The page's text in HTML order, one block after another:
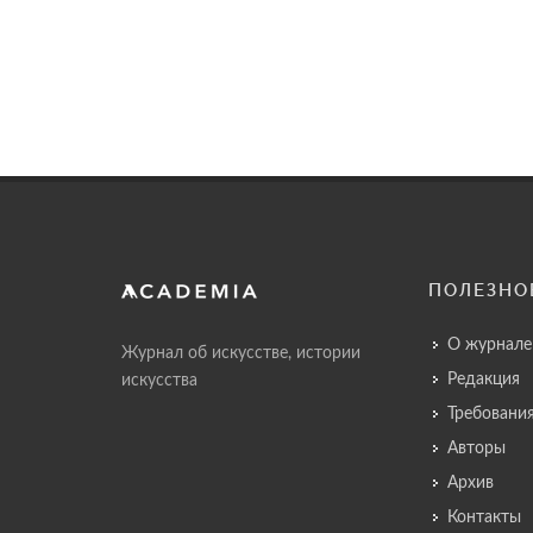
Журнал об искусстве, истории
искусства
О журнале
Редакция
Авторы
Архив
Контакты